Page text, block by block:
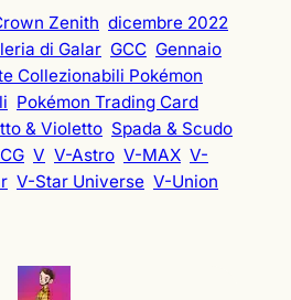
Zenith dicembre 2022
di Galar GCC Gennaio
Collezionabili Pokémon
Pokémon Trading Card
& Violetto Spada & Scudo
V V-Astro V-MAX V-
V-Star Universe V-Union